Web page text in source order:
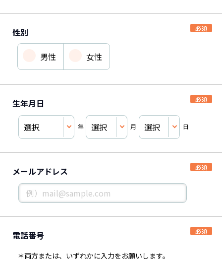
性別
男性 女性
生年月日
年 月 日
メールアドレス
電話番号
＊両方または、いずれかに入力をお願いします。